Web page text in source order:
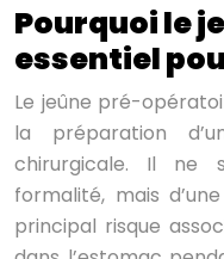
Pourquoi le
essentiel
Le jeûne pré-
la préparation
chirurgicale. Il ne
formalité, mais
principal risque